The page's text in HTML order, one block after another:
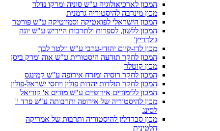
המכון לארכיאולוגיה ע"ש סוניה ומרקו נדלר
מכון מינרבה להיסטוריה גרמנית
המכון הישראלי לפואטיקה וסמיוטיקה ע"ש פורטר
המכון ללשון, לספרות ולתרבות היידיש ע"ש יונה
גולדריץ'
מכון לדו-קיום יהודי-ערבי ע"ש וולטר לבך
המכון לחקר תודעה היסטורית ע"ש אוה ומרק ביסן
מכון קוטלר
המכון לחקר רוסיה ומזרח אירופה ע"ש קמינגס
המכון לחקר תולדות יהדות פולין ויחסי ישראל-פולין
המכון ללימודים אירופיים ע"ש מוריס א' קוריאל
מכון להיסטוריה של אירופה ותרבותה ע"ש פרד ו'
לסינג
מכון סברדלין להיסטוריה ותרבות של אמריקה
הלטינית